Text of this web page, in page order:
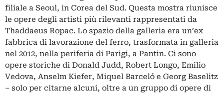
filiale a Seoul, in Corea del Sud. Questa mostra riunisce
le opere degli artisti più rilevanti rappresentati da
Thaddaeus Ropac. Lo spazio della galleria era un’ex
fabbrica di lavorazione del ferro, trasformata in galleria
nel 2012, nella periferia di Parigi, a Pantin. Ci sono
opere storiche di Donald Judd, Robert Longo, Emilio
Vedova, Anselm Kiefer, Miquel Barceló e Georg Baselitz
– solo per citarne alcuni, oltre a un gruppo di opere di